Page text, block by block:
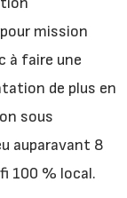
mission
à faire une
de plus en
sous
auparavant 8
100 % local.